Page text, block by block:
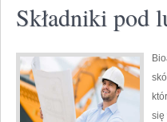
Składniki pod
się